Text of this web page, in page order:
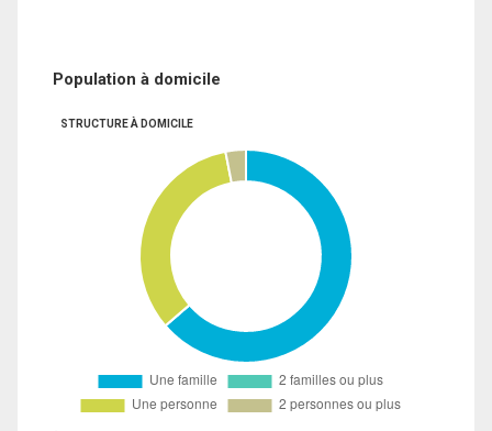
Population à domicile
STRUCTURE À DOMICILE